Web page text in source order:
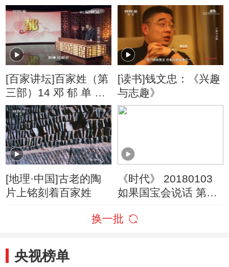
管弦乐团建团三周年
音乐会（上）
丽江 金沙江畔芒果香
[百家讲坛]百家姓（第
三部）14 邓 郁 单 郁
姓的来源
[读书]钱文忠：《兴趣
与志趣》
[地理·中国]古老的陶
片上铭刻着百家姓
《时代》 20180103
如果国宝会说话 第一
换一批
央视榜单